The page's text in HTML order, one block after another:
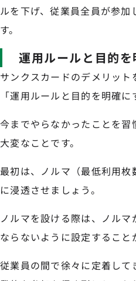
ルを下げ、従業員全員が参加
す。
運用ルールと目的を
サンクスカードのデメリット
「運用ルールと目的を明確に
今までやらなかったことを習
大変なことです。
最初は、ノルマ（最低利用
に浸透させましょう。
ノルマを設ける際は、ノル
ならないように設定すること
従業員の間で徐々に定着し